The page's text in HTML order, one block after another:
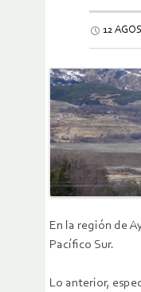
12
En la región de
Pacífico Sur.
Lo anterior,